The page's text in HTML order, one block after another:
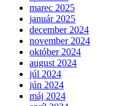
marec 2025
január 2025
december 2024
november 2024
október 2024
august 2024
júl 2024
jún 2024
máj 2024